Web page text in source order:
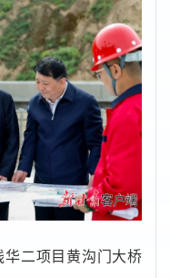
华二项目黄沟门大桥